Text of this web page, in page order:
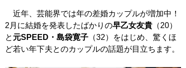
近年、芸能界では年の差婚カップルが増加中！
2月に結婚を発表したばかりの早乙女友貴 （20）
と 元SPEED・島袋寛子 （32）をはじめ、驚くほ
ど若い年下夫とのカップルの話題が目立ちます。